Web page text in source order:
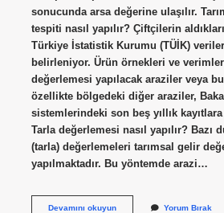
sonucunda arsa değerine ulaşılır.
tespiti nasıl yapılır? Çiftçilerin
Türkiye İstatistik Kurumu (TÜİK)
belirleniyor. Ürün örnekleri ve
değerlemesi yapılacak araziler veya
özellikte bölgedeki diğer araziler,
sistemlerindeki son beş yıllık
Tarla değerlemesi nasıl yapılır? Bazı
(tarla) değerlemeleri tarımsal gelir
yapılmaktadır. Bu yöntemde arazi…
Devamını okuyunTarla
Yorum Bırak